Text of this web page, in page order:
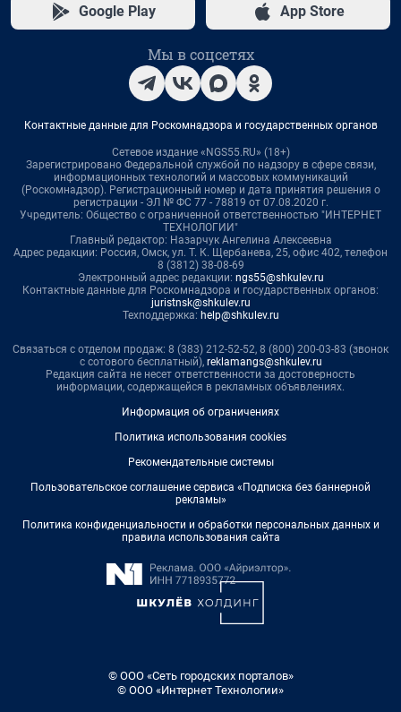
Google Play App Store
Мы в соцсетях
Контактные данные для Роскомнадзора и государственных органов
Сетевое издание «NGS55.RU» (18+)
Зарегистрировано Федеральной службой по надзору в сфере связи,
информационных технологий и массовых коммуникаций
(Роскомнадзор). Регистрационный номер и дата принятия решения о
регистрации - ЭЛ № ФС 77 - 78819 от 07.08.2020 г.
Учредитель: Общество с ограниченной ответственностью "ИНТЕРНЕТ
ТЕХНОЛОГИИ"
Главный редактор: Назарчук Ангелина Алексеевна
Адрес редакции: Россия, Омск, ул. Т. К. Щербанева, 25, офис 402, телефон
8 (3812) 38-08-69
Электронный адрес редакции: ngs55@shkulev.ru
Контактные данные для Роскомнадзора и государственных органов:
juristnsk@shkulev.ru
Техподдержка: help@shkulev.ru
Связаться с отделом продаж: 8 (383) 212-52-52, 8 (800) 200-03-83 (звонок
с сотового бесплатный), reklamangs@shkulev.ru
Редакция сайта не несет ответственности за достоверность
информации, содержащейся в рекламных объявлениях.
Информация об ограничениях
Политика использования cookies
Рекомендательные системы
Пользовательское соглашение сервиса «Подписка без баннерной
рекламы»
Политика конфиденциальности и обработки персональных данных и
правила использования сайта
© ООО «Сеть городских порталов»
© ООО «Интернет Технологии»